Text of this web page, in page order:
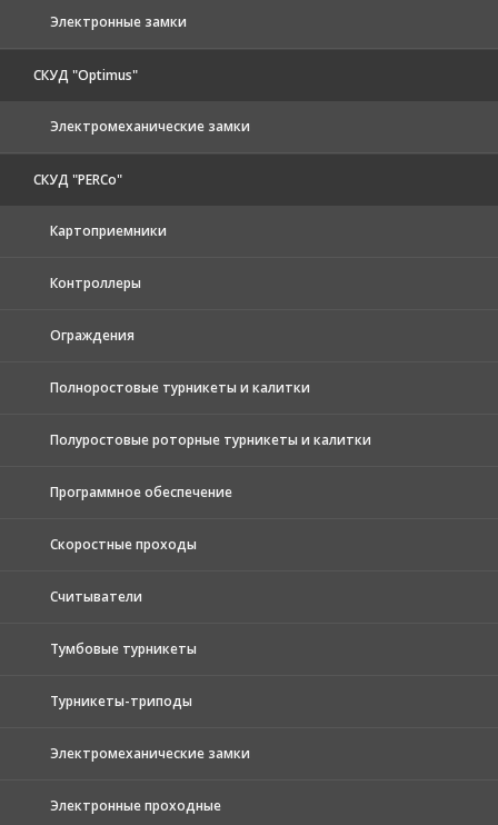
Электронные замки
СКУД "Optimus"
Электромеханические замки
СКУД "PERCo"
Картоприемники
Контроллеры
Ограждения
Полноростовые турникеты и калитки
Полуростовые роторные турникеты и калитки
Программное обеспечение
Скоростные проходы
Считыватели
Тумбовые турникеты
Турникеты-триподы
Электромеханические замки
Электронные проходные